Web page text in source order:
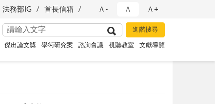
法務部IG 首長信箱 Ａ- Ａ Ａ+
傑出論文獎 學術研究案 諮詢會議 視聽教室 文獻導覽